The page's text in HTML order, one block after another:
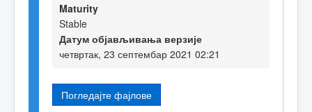
Maturity
Stable
Датум објављивања верзије
четвртак, 23 септембар 2021 02:21
Погледајте фајлове